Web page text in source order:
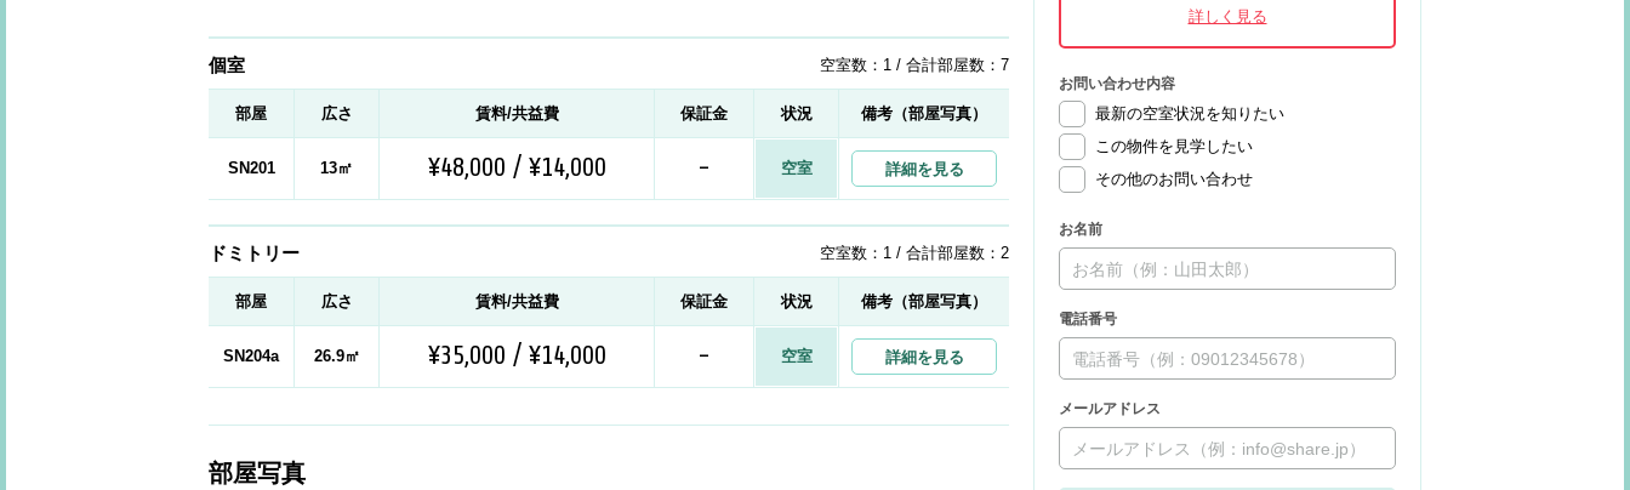
個室 空室数：1 / 合計部屋数：7
部屋 広さ 賃料/共益費 保証金 状況 備考（部屋写真）
SN201 13㎡ ¥48,000 / ¥14,000 - 空室 詳細を見る
ドミトリー 空室数：1 / 合計部屋数：2
部屋 広さ 賃料/共益費 保証金 状況 備考（部屋写真）
SN204a 26.9㎡ ¥35,000 / ¥14,000 - 空室 詳細を見る
部屋写真
お問い合わせ内容
最新の空室状況を知りたい
この物件を見学したい
その他のお問い合わせ
お名前
電話番号
メールアドレス